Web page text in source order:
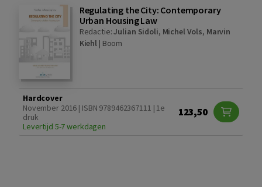
Regulating the City: Contemporary
Urban Housing Law
Redactie:Julian Sidoli, Michel Vols, Marvin
Kiehl | Boom
Hardcover
November 2016 | ISBN 9789462367111 | 1e
druk
Levertijd 5-7 werkdagen
123,50